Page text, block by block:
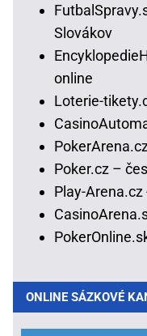
Slovákov
online
Loterie-
Poker.cz –
Play-
ONLINE SÁZKOVÉ